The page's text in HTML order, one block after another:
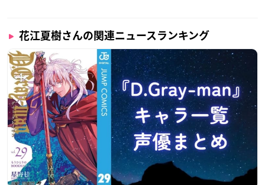
花江夏樹さんの関連ニュースランキング